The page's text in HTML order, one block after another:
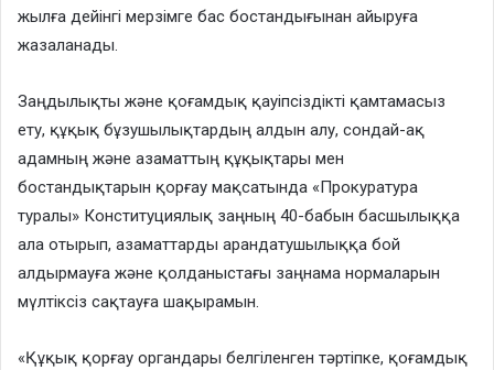
жылға дейінгі мерзімге бас бостандығынан айыруға
жазаланады.
Заңдылықты және қоғамдық қауіпсіздікті қамтамасыз
ету, құқық бұзушылықтардың алдын алу, сондай-ақ
адамның және азаматтың құқықтары мен
бостандықтарын қорғау мақсатында «Прокуратура
туралы» Конституциялық заңның 40-бабын басшылыққа
ала отырып, азаматтарды арандатушылыққа бой
алдырмауға және қолданыстағы заңнама нормаларын
мүлтіксіз сақтауға шақырамын.
«Құқық қорғау органдары белгіленген тәртіпке, қоғамдық